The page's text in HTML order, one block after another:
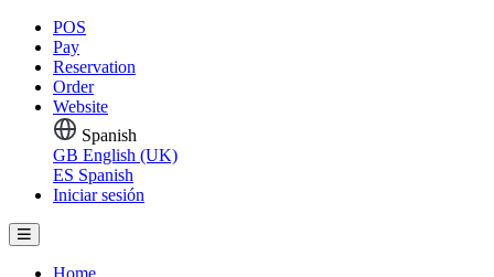
POS
Pay
Reservation
Order
Website
Spanish
GB English (UK)
ES Spanish
Iniciar sesión
Home